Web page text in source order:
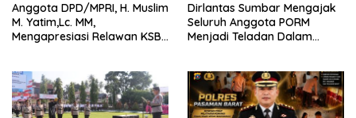
Anggota DPD/MPRI, H. Muslim
M. Yatim,Lc. MM,
Mengapresiasi Relawan KSB
Bencana
Dirlantas Sumbar Mengajak
Seluruh Anggota PORM
Menjadi Teladan Dalam
Perlengkapan Keselamatan
Berkendara